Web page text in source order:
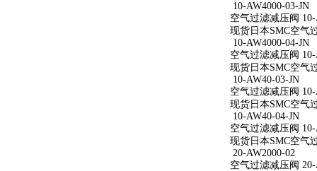
10-AW4000-03-JN
空气过滤减压阀 10-
现货日本SMC空气
10-AW4000-04-JN
空气过滤减压阀 10-
现货日本SMC空气
10-AW40-03-JN
空气过滤减压阀 10-
现货日本SMC空气
10-AW40-04-JN
空气过滤减压阀 10-
现货日本SMC空气
20-AW2000-02
空气过滤减压阀 20-